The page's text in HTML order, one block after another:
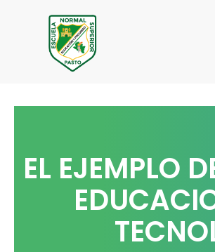
contenido
EL EJEMPLO